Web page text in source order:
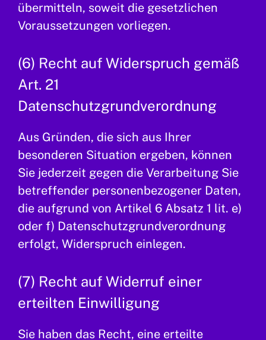
übermitteln, soweit die gesetzlichen
Voraussetzungen vorliegen.
(6) Recht auf Widerspruch gemäß
Art. 21
Datenschutzgrundverordnung
Aus Gründen, die sich aus Ihrer
besonderen Situation ergeben, können
Sie jederzeit gegen die Verarbeitung Sie
betreffender personenbezogener Daten,
die aufgrund von Artikel 6 Absatz 1 lit. e)
oder f) Datenschutzgrundverordnung
erfolgt, Widerspruch einlegen.
(7) Recht auf Widerruf einer
erteilten Einwilligung
Sie haben das Recht, eine erteilte